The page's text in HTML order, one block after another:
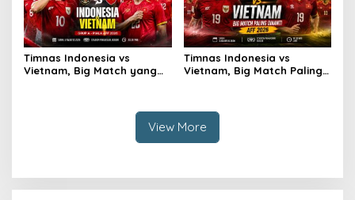
Timnas Indonesia vs
Vietnam, Big Match yang
Timnas Indonesia vs
Vietnam, Big Match Paling
View More